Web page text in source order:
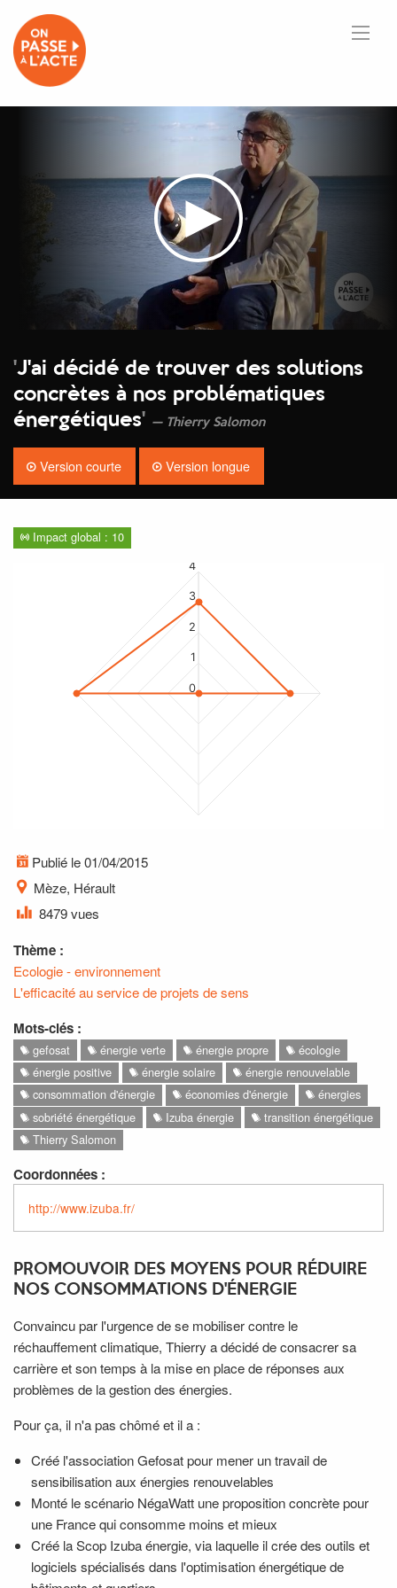
'J'ai décidé de trouver des solutions
concrètes à nos problématiques
énergétiques' Thierry Salomon
Version courte Version longue
Impact global : 10
0
1
2
3
4
Publié le 01/04/2015
Mèze, Hérault
8479 vues
Thème :
Ecologie - environnement
L'efficacité au service de projets de sens
Mots-clés :
gefosat énergie verte énergie propre
écologie
énergie positive
énergie solaire
énergie renouvelable
consommation d'énergie
économies d'énergie
énergies
sobriété énergétique
Izuba énergie
transition énergétique
Thierry Salomon
Coordonnées :
http://www.izuba.fr/
PROMOUVOIR DES MOYENS POUR RÉDUIRE
NOS CONSOMMATIONS D'ÉNERGIE
Convaincu par l'urgence de se mobiliser contre le
réchauffement climatique, Thierry a décidé de consacrer sa
carrière et son temps à la mise en place de réponses aux
problèmes de la gestion des énergies.
Pour ça, il n'a pas chômé et il a :
Créé l'association Gefosat pour mener un travail de
sensibilisation aux énergies renouvelables
Monté le scénario NégaWatt une proposition concrète pour
une France qui consomme moins et mieux
Créé la Scop Izuba énergie, via laquelle il crée des outils et
logiciels spécialisés dans l'optimisation énergétique de